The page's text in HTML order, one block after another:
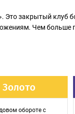
Это закрытый клуб
Чем больше
Золото
обороте с